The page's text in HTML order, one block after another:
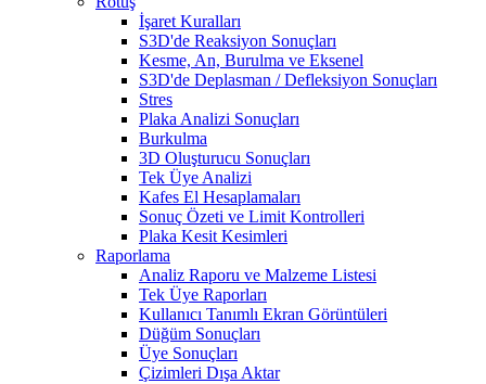
İşaret Kuralları
S3D'de Reaksiyon Sonuçları
Kesme, An, Burulma ve Eksenel
S3D'de Deplasman / Defleksiyon Sonuçları
Stres
Plaka Analizi Sonuçları
Burkulma
3D Oluşturucu Sonuçları
Tek Üye Analizi
Kafes El Hesaplamaları
Sonuç Özeti ve Limit Kontrolleri
Plaka Kesit Kesimleri
Raporlama
Analiz Raporu ve Malzeme Listesi
Tek Üye Raporları
Kullanıcı Tanımlı Ekran Görüntüleri
Düğüm Sonuçları
Üye Sonuçları
Çizimleri Dışa Aktar